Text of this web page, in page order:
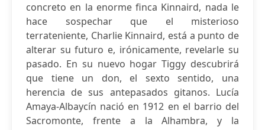
concreto en la enorme finca Kinnaird, nada le
hace sospechar que el misterioso
terrateniente, Charlie Kinnaird, está a punto de
alterar su futuro e, irónicamente, revelarle su
pasado. En su nuevo hogar Tiggy descubrirá
que tiene un don, el sexto sentido, una
herencia de sus antepasados gitanos. Lucía
Amaya-Albaycín nació en 1912 en el barrio del
Sacromonte, frente a la Alhambra, y la